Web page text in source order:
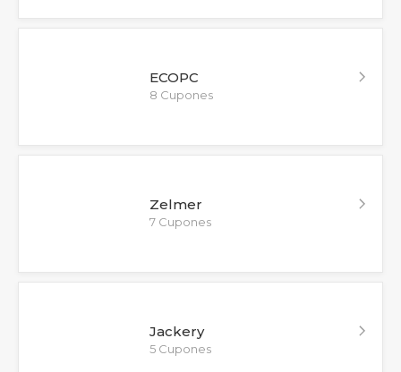
ECOPC
8 Cupones
Zelmer
7 Cupones
Jackery
5 Cupones